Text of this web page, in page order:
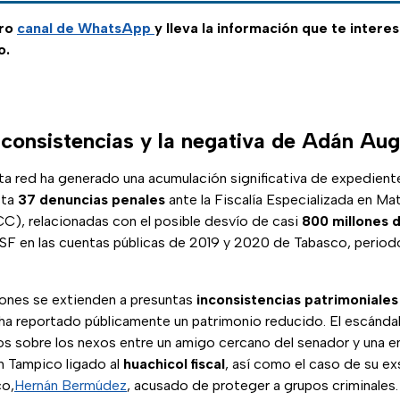
canal de WhatsApp y lleva la información que te
y la negativa de Adán
red ha generado una acumulación significativa de
37 denuncias penales ante la Fiscalía Especializada en
relacionadas con el posible desvío de casi 800 millones
en las cuentas públicas de 2019 y 2020 de Tabasco,
se extienden a presuntas inconsistencias
reportado públicamente un patrimonio reducido. El
sobre los nexos entre un amigo cercano del senador y una
Tampico ligado al huachicol fiscal, así como el caso de su
Hernán Bermúdez, acusado de proteger a grupos